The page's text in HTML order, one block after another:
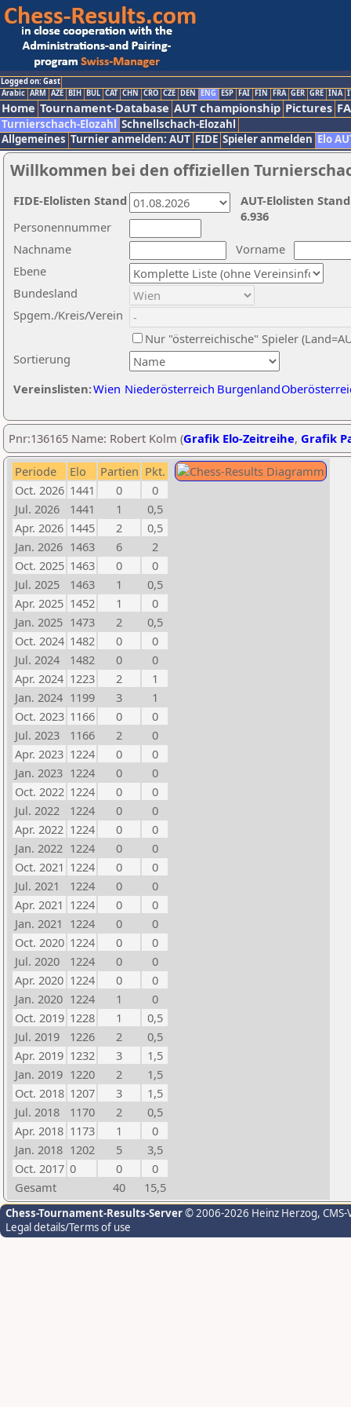
Logged on: Gast
Arabic ARM AZE BIH BUL CAT CHN CRO CZE DEN ENG ESP FAI FIN FRA GER GRE INA
Home Tournament-Database AUT championship Pictures
Turnierschach-Elozahl Schnellschach-Elozahl
Allgemeines Turnier anmelden: AUT FIDE Spieler anmelden Elo
Willkommen bei den offiziellen
Nachname
Vorname
Ebene
Sortierung
Personennummer
Bundesland
Spgem./Kreis/Verein
Nur "österreichische" Spieler
Vereinslisten:Wien Niederösterreich Burgenland
AUT-Elolisten
6.936
FIDE-Elolisten Stand
Pnr:136165 Name: Robert Kolm (Grafik Elo-Zeitreihe, Grafik
Periode Elo Partien Pkt.
Oct. 2026 1441 0
0
Jul. 2026
1441 1
0,5
Apr. 2026 1445 2
0,5
Jan. 2026 1463 6
2
Oct. 2025 1463 0
0
Jul. 2025
1463 1
0,5
Apr. 2025 1452 1
0
Jan. 2025 1473 2
0,5
Oct. 2024 1482 0
0
Jul. 2024
1482 0
0
Apr. 2024 1223 2
1
Jan. 2024 1199 3
1
Oct. 2023 1166 0
0
Jul. 2023
1166 2
0
Apr. 2023 1224 0
0
Jan. 2023 1224 0
0
Oct. 2022 1224 0
0
Jul. 2022
1224 0
0
Apr. 2022 1224 0
0
Jan. 2022 1224 0
0
Oct. 2021 1224 0
0
Jul. 2021
1224 0
0
Apr. 2021 1224 0
0
Jan. 2021 1224 0
0
Oct. 2020 1224 0
0
Jul. 2020
1224 0
0
Apr. 2020 1224 0
0
Jan. 2020 1224 1
0
Oct. 2019 1228 1
0,5
Jul. 2019
1226 2
0,5
Apr. 2019 1232 3
1,5
Jan. 2019 1220 2
1,5
Oct. 2018 1207 3
1,5
Jul. 2018
1170 2
0,5
Apr. 2018 1173 1
0
Jan. 2018 1202 5
3,5
Oct. 2017 0 0
0
Gesamt
40 15,5
Chess-Tournament-Results-Server© 2006-2026 Heinz Herzog,
Legal details/Terms of use